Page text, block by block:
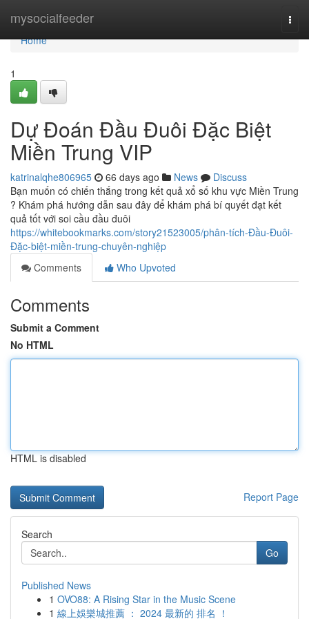
mysocialfeeder
Home
Home
1
Dự Đoán Đầu Đuôi Đặc Biệt
Miền Trung VIP
katrinalqhe806965 66 days ago News
Discuss
Bạn muốn có chiến thắng trong kết quả xổ số khu vực Miền Trung
? Khám phá hướng dẫn sau đây để khám phá bí quyết đạt kết
quả tốt với soi cầu đầu đuôi
https://whitebookmarks.com/story21523005/phân-tích-Đầu-Đuôi-
Đặc-biệt-miền-trung-chuyên-nghiệp
Comments
Who Upvoted
Comments
Submit a Comment
No HTML
HTML is disabled
Report Page
Search
Go
Published News
1 OVO88: A Rising Star in the Music Scene
1 線上娛樂城推薦 ： 2024 最新的 排名 ！